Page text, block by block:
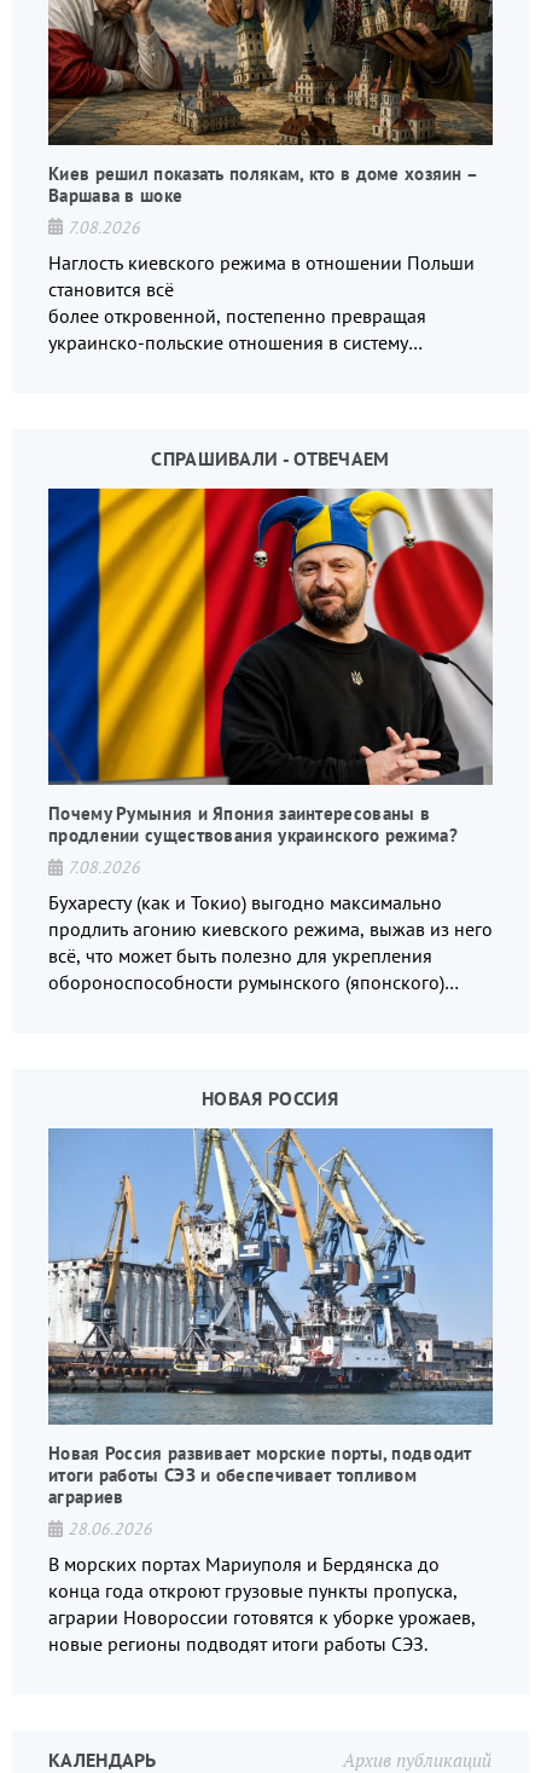
Киев решил показать полякам, кто в доме хозяин –
Варшава в шоке
7.08.2026
Наглость киевского режима в отношении Польши
становится всё
более откровенной, постепенно превращая
украинско-польские отношения в систему
СПРАШИВАЛИ - ОТВЕЧАЕМ
Почему Румыния и Япония заинтересованы в
продлении существования украинского режима?
7.08.2026
Бухаресту (как и Токио) выгодно максимально
продлить агонию киевского режима, выжав из него
всё, что может быть полезно для укрепления
обороноспособности румынского (японского)
НОВАЯ РОССИЯ
Новая Россия развивает морские порты, подводит
итоги работы СЭЗ и обеспечивает топливом
аграриев
28.06.2026
В морских портах Мариуполя и Бердянска до
конца года откроют грузовые пункты пропуска,
аграрии Новороссии готовятся к уборке урожаев,
новые регионы подводят итоги работы СЭЗ.
Архив публикаций
КАЛЕНДАРЬ